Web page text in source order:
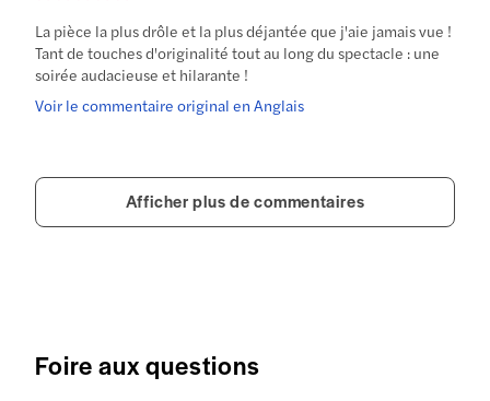
La pièce la plus drôle et la plus déjantée que j'aie jamais vue !
Tant de touches d'originalité tout au long du spectacle : une
soirée audacieuse et hilarante !
Voir le commentaire original en Anglais
Afficher plus de commentaires
Foire aux questions